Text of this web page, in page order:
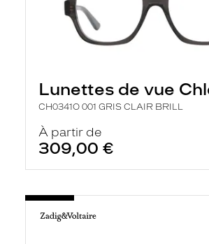
Lunettes de vue
CH0341O 001 GRIS CLAIR BRILL
À partir de
309,00 €